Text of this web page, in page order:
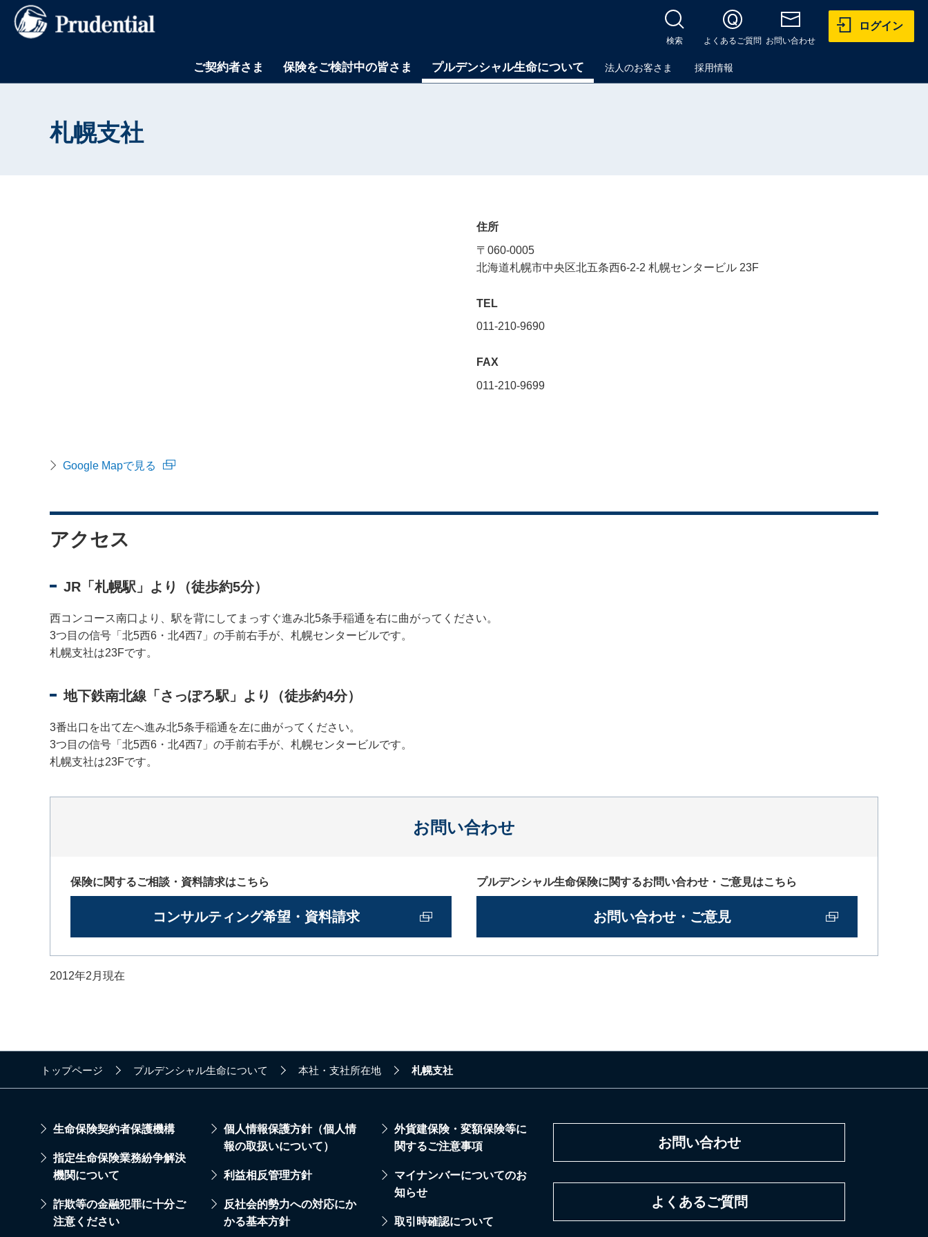
ご契約者さま 保険をご検討中の皆さま プルデンシャル生命について 法人のお客さま 採用情報
検索 よくあるご質問 お問い合わせ
ログイン
札幌支社
Google Mapで見る
住所
〒060-0005
北海道札幌市中央区北五条西6-2-2 札幌センタービル 23F
TEL
011-210-9690
FAX
011-210-9699
アクセス
JR「札幌駅」より（徒歩約5分）
西コンコース南口より、駅を背にしてまっすぐ進み北5条手稲通を右に曲がってください。
3つ目の信号「北5西6・北4西7」の手前右手が、札幌センタービルです。
札幌支社は23Fです。
地下鉄南北線「さっぽろ駅」より（徒歩約4分）
3番出口を出て左へ進み北5条手稲通を左に曲がってください。
3つ目の信号「北5西6・北4西7」の手前右手が、札幌センタービルです。
札幌支社は23Fです。
お問い合わせ
保険に関するご相談・資料請求はこちら
コンサルティング希望・資料請求
プルデンシャル生命保険に関するお問い合わせ・ご意見はこちら
お問い合わせ・ご意見
2012年2月現在
トップページ プルデンシャル生命について 本社・支社所在地 札幌支社
生命保険契約者保護機構
指定生命保険業務紛争解決
機関について
詐欺等の金融犯罪に十分ご
注意ください
個人情報保護方針（個人情
報の取扱いについて）
利益相反管理方針
反社会的勢力への対応にか
かる基本方針
外貨建保険・変額保険等に
関するご注意事項
マイナンバーについてのお
知らせ
取引時確認について
お問い合わせ
よくあるご質問